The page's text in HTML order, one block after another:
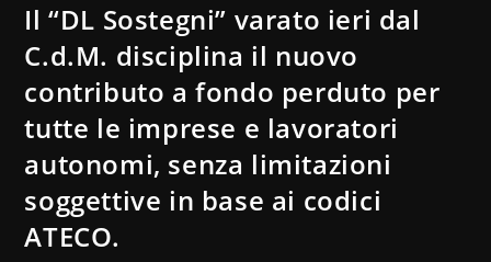
Il “DL Sostegni” varato ieri dal
C.d.M. disciplina il nuovo
contributo a fondo perduto per
tutte le imprese e lavoratori
autonomi, senza limitazioni
soggettive in base ai codici
ATECO.